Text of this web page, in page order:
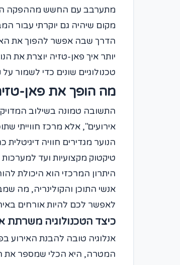
מתערבב עם החשש מההפקה
מקום שיהיה גם יוקרתי עבור
הדרך שבה אפשר להפוך את
יותר איך פאן-טזיה יוצרת את
טכנולוגיים שונים כדי לשמור
מה הופך את פאן-
התשובה טמונה בשילוב
הנוער מגדירים חוויה
טיקטוק מקצועיות ועד
היתרון המרכזי הוא היכולת
אנשי התוכן והקולינריה, מה
לאפשר לכם להיות אורחים
כיצד הטכנולוגיה משרתת
אנלוגיה טובה להבנת האירוע
המטרה, היא הכלי שמספר את